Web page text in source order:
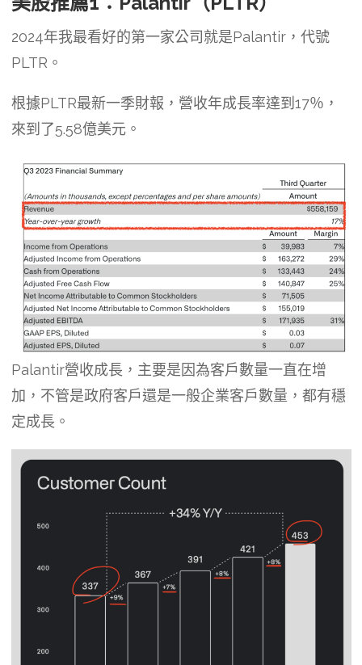
2024年我最看好的第一家公司就是Palantir，代號
PLTR。
根據PLTR最新一季財報，營收年成長率達到17％，
來到了5.58億美元。
Palantir營收成長，主要是因為客戶數量一直在增
加，不管是政府客戶還是一般企業客戶數量，都有穩
定成長。